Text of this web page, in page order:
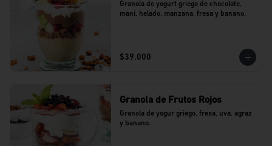
Granola de yogurt griego de chocolate,
maní, helado, manzana, fresa y banano.
$39.000
Granola de Frutos Rojos
Granola de yogur griego, fresa, uva, agraz
y banano.